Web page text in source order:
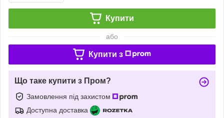
Купити
або
Купити з
Що таке купити з Пром?
Замовлення під захистом
Доступна доставка